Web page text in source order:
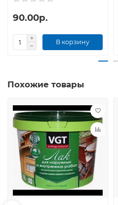
90.00р.
В корзину
Похожие товары